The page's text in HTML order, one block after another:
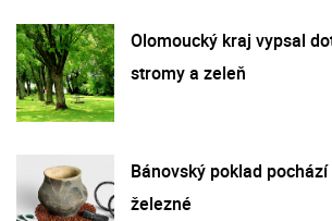
Olomoucký kraj vypsal
stromy a zeleň
Bánovský poklad
železné